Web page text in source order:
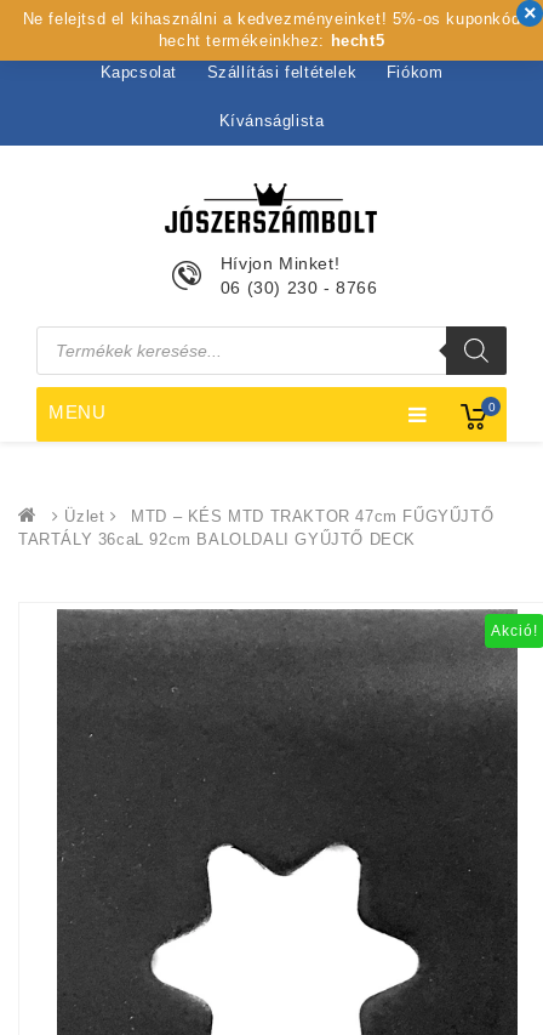
Kezdőlap Rólunk Webshop Szolgáltatások
Kapcsolat Szállítási feltételek Fiókom
Kívánságlista
0
Hívjon Minket!
06 (30) 230 - 8766
Products
search
MENU
Üzlet
MTD – KÉS MTD TRAKTOR 47cm FŰGYŰJTŐ
TARTÁLY 36caL 92cm BALOLDALI GYŰJTŐ DECK
Akció!
Ne felejtsd el kihasználni a kedvezményeinket! 5%-os kuponkód
hecht termékeinkhez: hecht5